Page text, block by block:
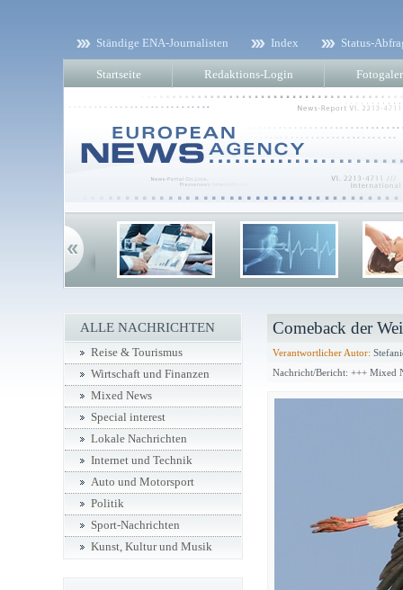
Ständige ENA-Journalisten Index Status-
Startseite Redaktions-Login
Comeback der
Verantwortlicher Autor:
Nachricht/Bericht: +++ Mixed
ALLE NACHRICHTEN
Reise & Tourismus
Wirtschaft und Finanzen
Mixed News
Special interest
Lokale Nachrichten
Internet und Technik
Auto und Motorsport
Politik
Sport-Nachrichten
Kunst, Kultur und Musik